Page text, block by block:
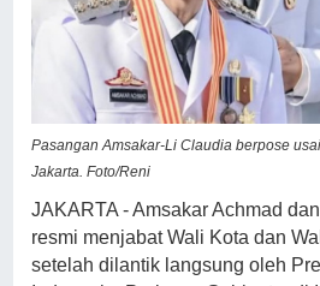
Pasangan Amsakar-Li Claudia berpose
Jakarta. Foto/Reni
JAKARTA - Amsakar Achmad
resmi menjabat Wali Kota dan
setelah dilantik langsung oleh